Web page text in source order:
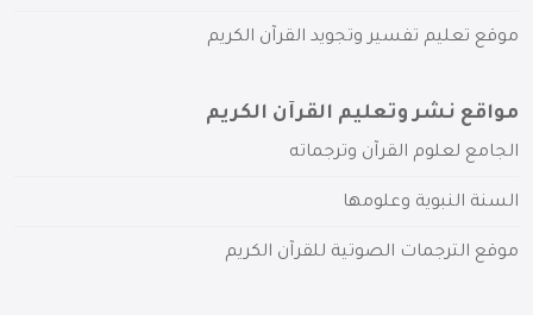
موقع تعليم تفسير وتجويد القرآن الكريم
مواقع نشر وتعليم القرآن الكريم
الجامع لعلوم القرآن وترجماته
السنة النبوية وعلومها
موقع الترجمات الصوتية للقرآن الكريم